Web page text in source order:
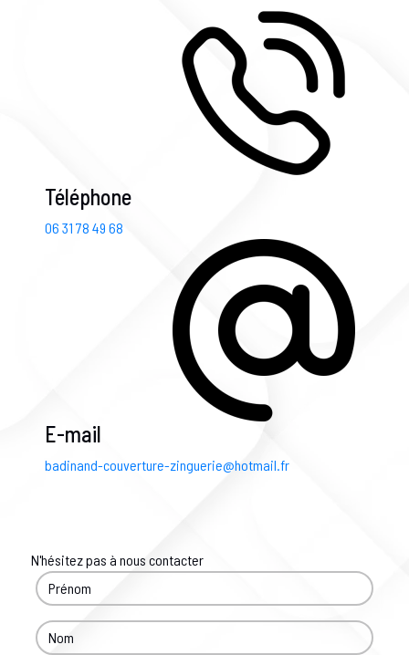
Téléphone
06 31 78 49 68
E-mail
badinand-couverture-zinguerie@hotmail.fr
N'hésitez pas à nous contacter